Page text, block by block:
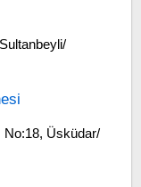
No:18, Üsküdar/